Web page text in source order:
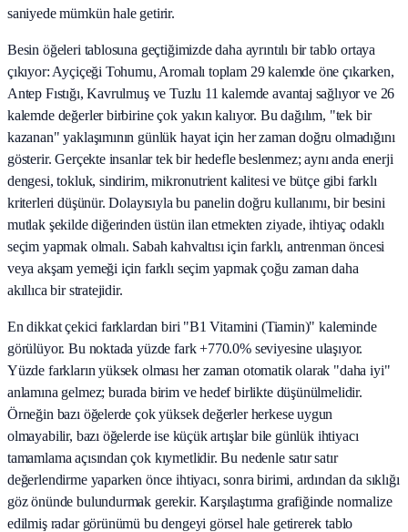
saniyede mümkün hale getirir.
Besin öğeleri tablosuna geçtiğimizde daha ayrıntılı bir tablo ortaya
çıkıyor: Ayçiçeği Tohumu, Aromalı toplam 29 kalemde öne çıkarken,
Antep Fıstığı, Kavrulmuş ve Tuzlu 11 kalemde avantaj sağlıyor ve 26
kalemde değerler birbirine çok yakın kalıyor. Bu dağılım, "tek bir
kazanan" yaklaşımının günlük hayat için her zaman doğru olmadığını
gösterir. Gerçekte insanlar tek bir hedefle beslenmez; aynı anda enerji
dengesi, tokluk, sindirim, mikronutrient kalitesi ve bütçe gibi farklı
kriterleri düşünür. Dolayısıyla bu panelin doğru kullanımı, bir besini
mutlak şekilde diğerinden üstün ilan etmekten ziyade, ihtiyaç odaklı
seçim yapmak olmalı. Sabah kahvaltısı için farklı, antrenman öncesi
veya akşam yemeği için farklı seçim yapmak çoğu zaman daha
akıllıca bir stratejidir.
En dikkat çekici farklardan biri "B1 Vitamini (Tiamin)" kaleminde
görülüyor. Bu noktada yüzde fark +770.0% seviyesine ulaşıyor.
Yüzde farkların yüksek olması her zaman otomatik olarak "daha iyi"
anlamına gelmez; burada birim ve hedef birlikte düşünülmelidir.
Örneğin bazı öğelerde çok yüksek değerler herkese uygun
olmayabilir, bazı öğelerde ise küçük artışlar bile günlük ihtiyacı
tamamlama açısından çok kıymetlidir. Bu nedenle satır satır
değerlendirme yaparken önce ihtiyacı, sonra birimi, ardından da sıklığı
göz önünde bulundurmak gerekir. Karşılaştırma grafiğinde normalize
edilmiş radar görünümü bu dengeyi görsel hale getirerek tablo